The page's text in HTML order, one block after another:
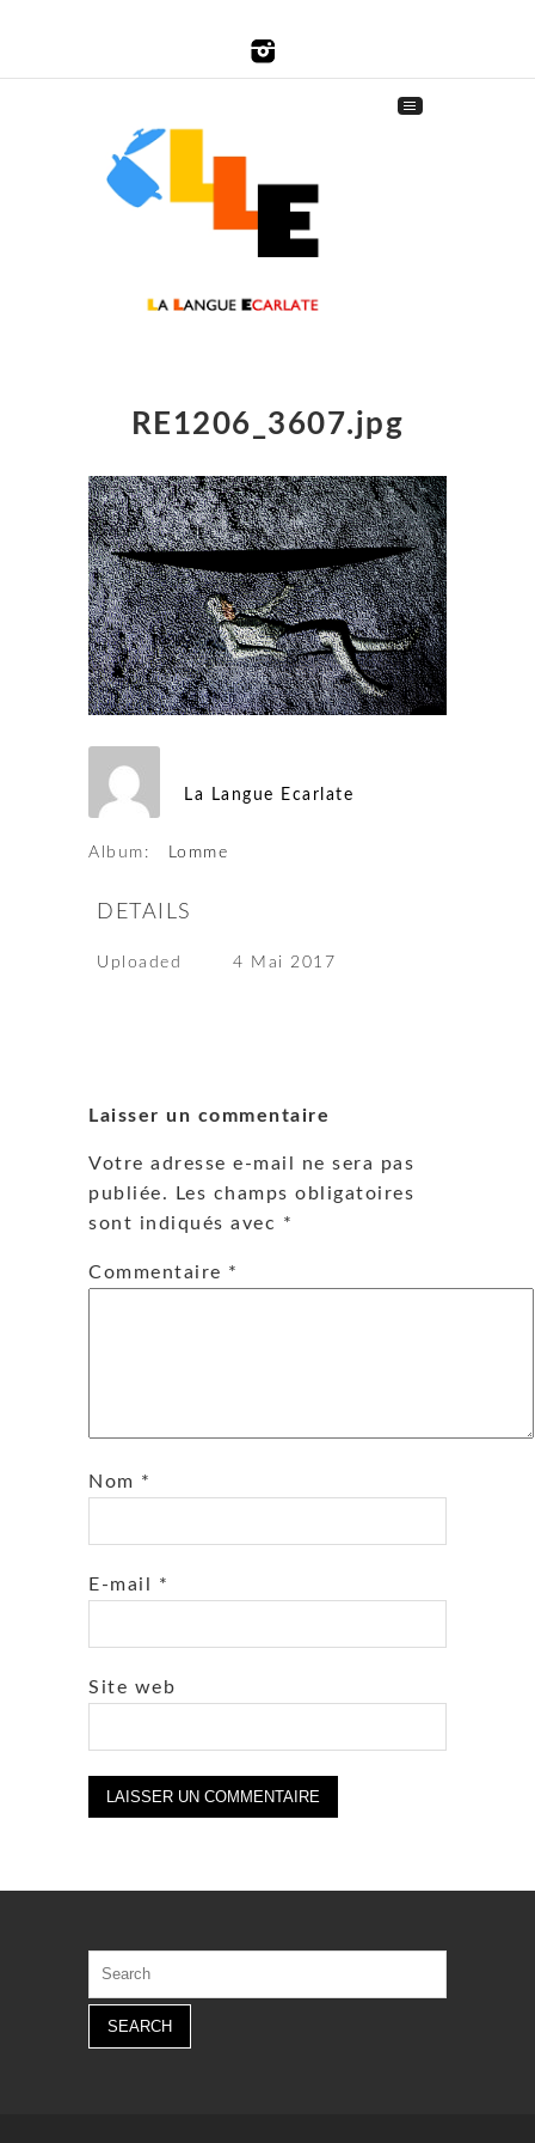
RE1206_3607.jpg
La Langue Ecarlate
Album: Lomme
DETAILS
Uploaded 4 Mai 2017
Laisser un commentaire
Votre adresse e-mail ne sera pas
publiée.
Les champs obligatoires
sont indiqués avec *
Commentaire *
Nom *
E-mail *
Site web
for: